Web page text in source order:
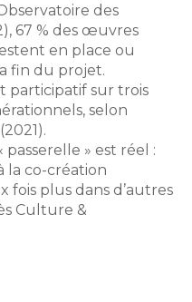
des
67 % des œuvres
en place ou
fin du projet.
participatif sur trois
selon
passerelle » est réel :
la co-création
plus dans d’autres
Culture &